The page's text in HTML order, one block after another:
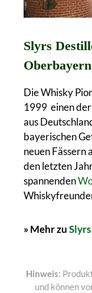
Slyrs
Die Whisky
1999 einen
aus
bayerischen
neuen Fässern
den letzten
spannenden
» Mehr zu
Hinweis:
und können